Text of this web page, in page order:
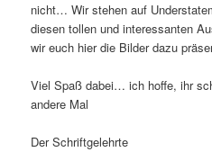
nicht… Wir stehen auf
diesen tollen und interessanten
wir euch hier die Bilder dazu
Viel Spaß dabei… ich hoffe, ihr
andere Mal
Der Schriftgelehrte